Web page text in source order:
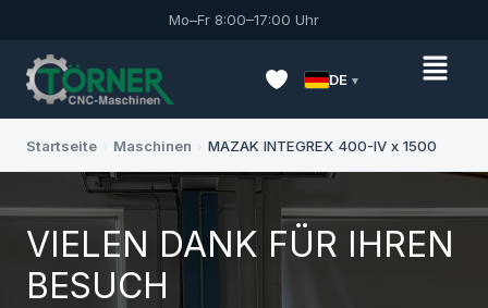
Mo–Fr 8:00–17:00 Uhr
DE
Startseite Maschinen MAZAK INTEGREX 400-IV x 1500
VIELEN DANK FÜR IHREN
BESUCH